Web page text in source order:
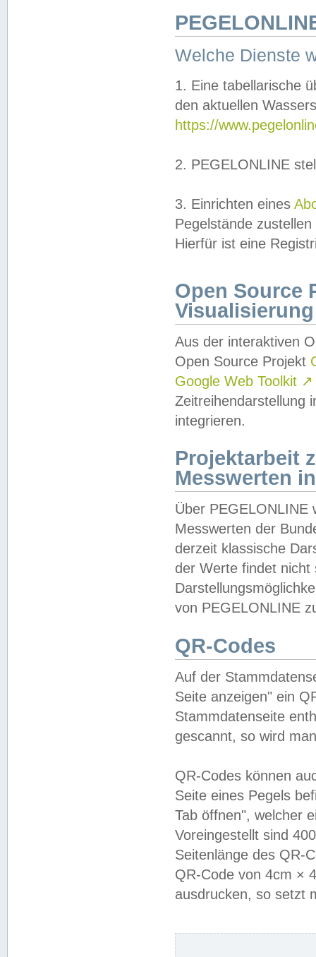
Welche Dienste
1. Eine tabellarische
den aktuellen
https://
2. PEGELONLINE
3. Einrichten eines
Pegelstände
Hierfür ist eine
Open Source
Visualisierung
Aus der interaktiven
Open Source Projekt
Google Web Toolkit ↗
Zeitreihendarstellung
integrieren.
Projektarbeit
Messwerten
Über PEGELONLINE
Messwerten der
derzeit klassische
der Werte findet
von PEGELONLINE
QR-Codes
Auf der
Seite anzeigen" ein
Stammdatenseite
gescannt, so wird
QR-Codes können
Seite eines Pegels
Tab öffnen", welcher
Voreingestellt sind
Seitenlänge des QR-
QR-Code von 4cm ×
ausdrucken, so setzt